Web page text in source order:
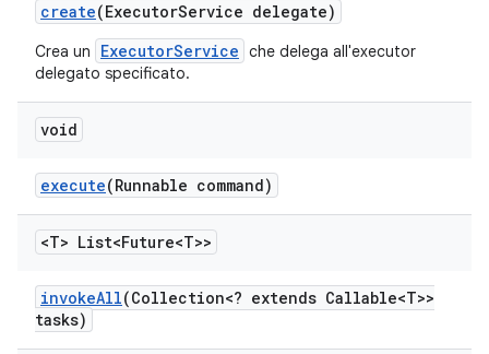
create(ExecutorService delegate)
Crea un ExecutorService che delega all'executor
delegato specificato.
void
execute(Runnable command)
<T> List<Future<T>>
invokeAll(Collection<? extends Callable<T>>
tasks)